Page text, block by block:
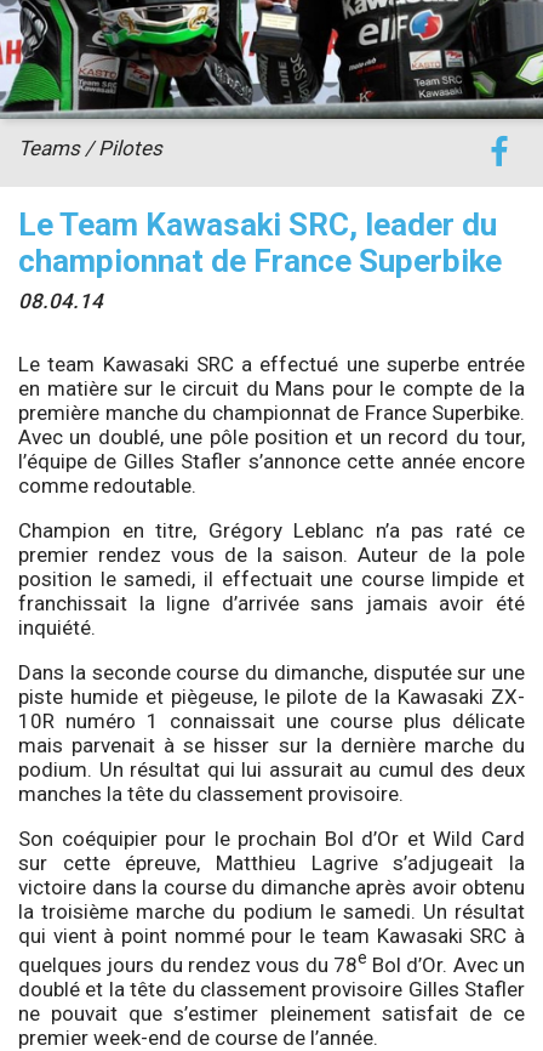
Le Team Kawasaki SRC, leader du
championnat de France Superbike
08.04.14
Teams / Pilotes
Le team Kawasaki SRC a effectué une superbe entrée
en matière sur le circuit du Mans pour le compte de la
première manche du championnat de France Superbike.
Avec un doublé, une pôle position et un record du tour,
l’équipe de Gilles Stafler s’annonce cette année encore
comme redoutable.
Champion en titre, Grégory Leblanc n’a pas raté ce
premier rendez vous de la saison. Auteur de la pole
position le samedi, il effectuait une course limpide et
franchissait la ligne d’arrivée sans jamais avoir été
inquiété.
Dans la seconde course du dimanche, disputée sur une
piste humide et piègeuse, le pilote de la Kawasaki ZX-
10R numéro 1 connaissait une course plus délicate
mais parvenait à se hisser sur la dernière marche du
podium. Un résultat qui lui assurait au cumul des deux
manches la tête du classement provisoire.
Son coéquipier pour le prochain Bol d’Or et Wild Card
sur cette épreuve, Matthieu Lagrive s’adjugeait la
victoire dans la course du dimanche après avoir obtenu
la troisième marche du podium le samedi. Un résultat
qui vient à point nommé pour le team Kawasaki SRC à
quelques jours du rendez vous du 78e Bol d’Or. Avec un
doublé et la tête du classement provisoire Gilles Stafler
ne pouvait que s’estimer pleinement satisfait de ce
premier week-end de course de l’année.